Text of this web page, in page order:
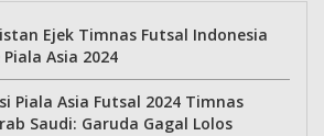
Ejek Timnas Futsal Indonesia
Asia 2024
Piala Asia Futsal 2024 Timnas
Saudi: Garuda Gagal Lolos